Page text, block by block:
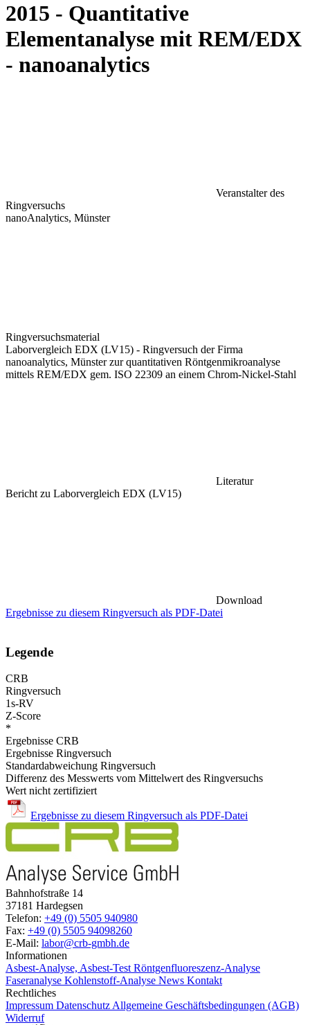
2015 - Quantitative
Elementanalyse mit REM/EDX
- nanoanalytics
Veranstalter des
Ringversuchs
nanoAnalytics, Münster
Ringversuchsmaterial
Laborvergleich EDX (LV15) - Ringversuch der Firma
nanoanalytics, Münster zur quantitativen Röntgenmikroanalyse
mittels REM/EDX gem. ISO 22309 an einem Chrom-Nickel-Stahl
Literatur
Bericht zu Laborvergleich EDX (LV15)
Download
Ergebnisse zu diesem Ringversuch als PDF-Datei
Legende
CRB
Ringversuch
1s-RV
Z-Score
*
Ergebnisse CRB
Ergebnisse Ringversuch
Standardabweichung Ringversuch
Differenz des Messwerts vom Mittelwert des Ringversuchs
Wert nicht zertifiziert
Ergebnisse zu diesem Ringversuch als PDF-Datei
Bahnhofstraße 14
37181 Hardegsen
Telefon: +49 (0) 5505 940980
Fax: +49 (0) 5505 94098260
E-Mail: labor@crb-gmbh.de
Informationen
Asbest-Analyse, Asbest-Test Röntgenfluoreszenz-Analyse
Faseranalyse Kohlenstoff-Analyse News Kontakt
Rechtliches
Impressum Datenschutz Allgemeine Geschäftsbedingungen (AGB)
Widerruf